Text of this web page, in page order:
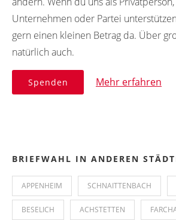
Unternehmen oder Partei
gern einen kleinen Betrag da. Über
natürlich auch.
Spenden Mehr erfahren
BRIEFWAHL IN ANDEREN
APPENHEIM SCHNAITTENBACH
BESELICH ACHSTETTEN